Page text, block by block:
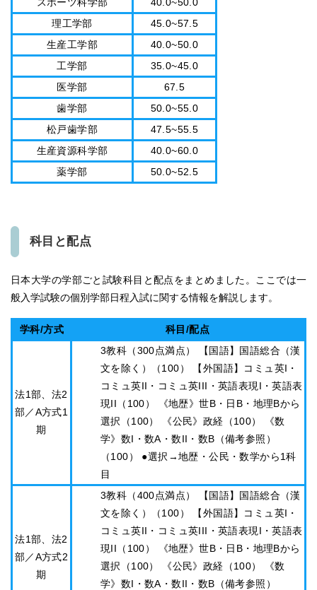
理工学部
45.0~57.5
生産工学部
40.0~50.0
工学部
35.0~45.0
医学部
67.5
歯学部
50.0~55.0
松戸歯学部
47.5~55.5
生産資源科学部
40.0~60.0
薬学部
50.0~52.5
科目と配点
日本大学の学部ごと試験科目と配点をまとめました。ここでは一
般入学試験の個別学部日程入試に関する情報を解説します。
学科/方式 科目/配点
法1部、法2
部／A方式1
期
3教科（300点満点） 【国語】国語総合（漢
文を除く）（100） 【外国語】コミュ英I・
コミュ英II・コミュ英III・英語表現I・英語表
現II（100） 《地歴》世B・日B・地理Bから
選択（100） 《公民》政経（100） 《数
学》数I・数A・数II・数B（備考参照）
（100） ●選択→地歴・公民・数学から1科
目
法1部、法2
部／A方式2
期
3教科（400点満点） 【国語】国語総合（漢
文を除く）（100） 【外国語】コミュ英I・
コミュ英II・コミュ英III・英語表現I・英語表
現II（100） 《地歴》世B・日B・地理Bから
選択（100） 《公民》政経（100） 《数
学》数I・数A・数II・数B（備考参照）